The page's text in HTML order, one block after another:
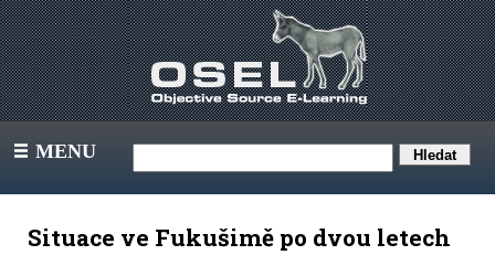
III MENU
Situace ve Fukušimě po dvou letech